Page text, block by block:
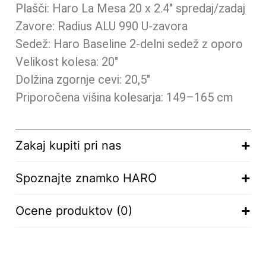
Plašči: Haro La Mesa 20 x 2.4″ spredaj/zadaj
Zavore: Radius ALU 990 U-zavora
Sedež: Haro Baseline 2-delni sedež z oporo
Velikost kolesa: 20″
Dolžina zgornje cevi: 20,5″
Priporočena višina kolesarja: 149–165 cm
Zakaj kupiti pri nas
Spoznajte znamko HARO
Ocene produktov (0)